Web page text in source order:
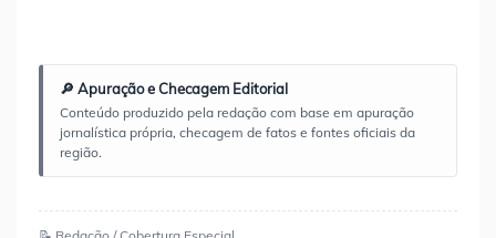
🔎 Apuração e Checagem Editorial
Conteúdo produzido pela redação com base em apuração
jornalística própria, checagem de fatos e fontes oficiais da
região.